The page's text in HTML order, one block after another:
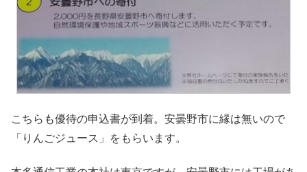
こちらも優待の申込書が到着。安曇野市に縁は無いので
「りんごジュース」をもらいます。